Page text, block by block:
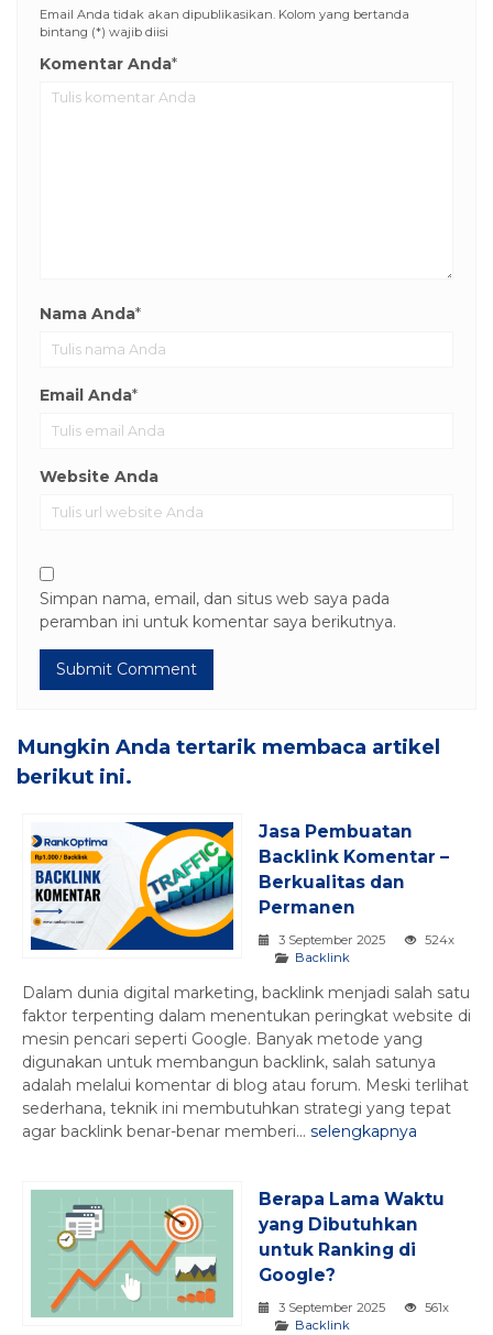
Email Anda tidak akan dipublikasikan. Kolom yang bertanda
bintang (*) wajib diisi
Komentar Anda*
Nama Anda*
Email Anda*
Website Anda
Simpan nama, email, dan situs web saya pada
peramban ini untuk komentar saya berikutnya.
Mungkin Anda tertarik membaca artikel
berikut ini.
Jasa Pembuatan
Backlink Komentar –
Berkualitas dan
Permanen
3 September 2025
524x
Backlink
Dalam dunia digital marketing, backlink menjadi salah satu
faktor terpenting dalam menentukan peringkat website di
mesin pencari seperti Google. Banyak metode yang
digunakan untuk membangun backlink, salah satunya
adalah melalui komentar di blog atau forum. Meski terlihat
sederhana, teknik ini membutuhkan strategi yang tepat
agar backlink benar-benar memberi... selengkapnya
Berapa Lama Waktu
yang Dibutuhkan
untuk Ranking di
Google?
3 September 2025
561x
Backlink